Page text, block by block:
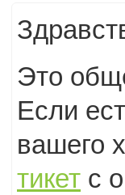
Это
Если
вашего
тикет с